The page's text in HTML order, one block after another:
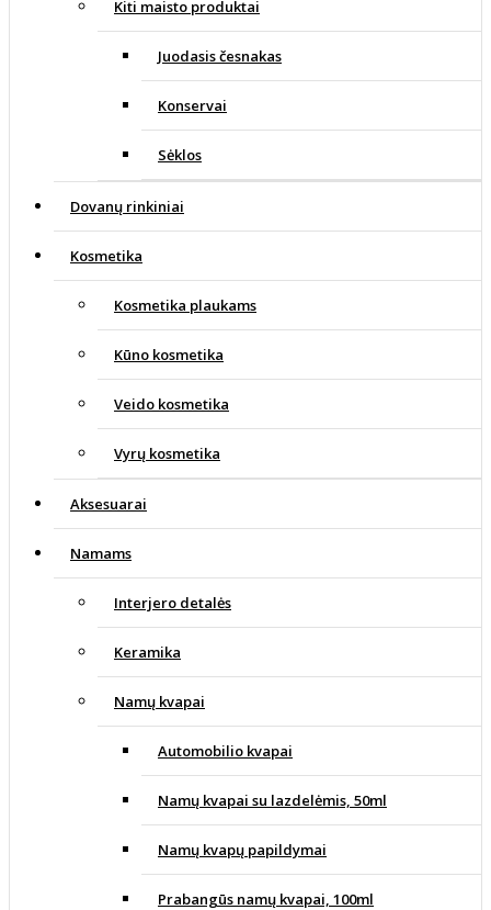
Kiti maisto produktai
Juodasis česnakas
Konservai
Sėklos
Dovanų rinkiniai
Kosmetika
Kosmetika plaukams
Kūno kosmetika
Veido kosmetika
Vyrų kosmetika
Aksesuarai
Namams
Interjero detalės
Keramika
Namų kvapai
Automobilio kvapai
Namų kvapai su lazdelėmis, 50ml
Namų kvapų papildymai
Prabangūs namų kvapai, 100ml